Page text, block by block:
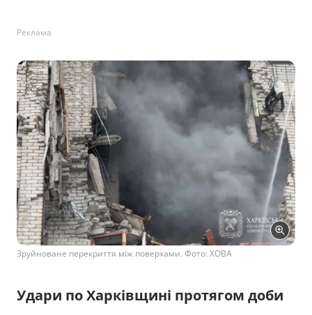
Реклама
Зруйноване перекриття між поверхами. Фото: ХОВА
Удари по Харківщині протягом доби